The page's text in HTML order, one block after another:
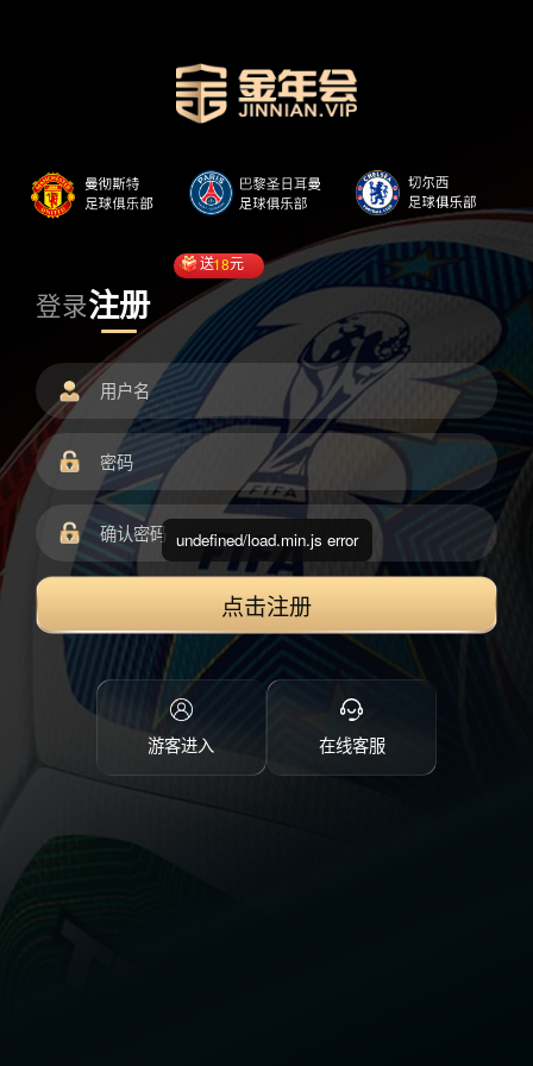
登录注册
送18元
点击注册
游客进入 在线客服
undefined/load.min.js error